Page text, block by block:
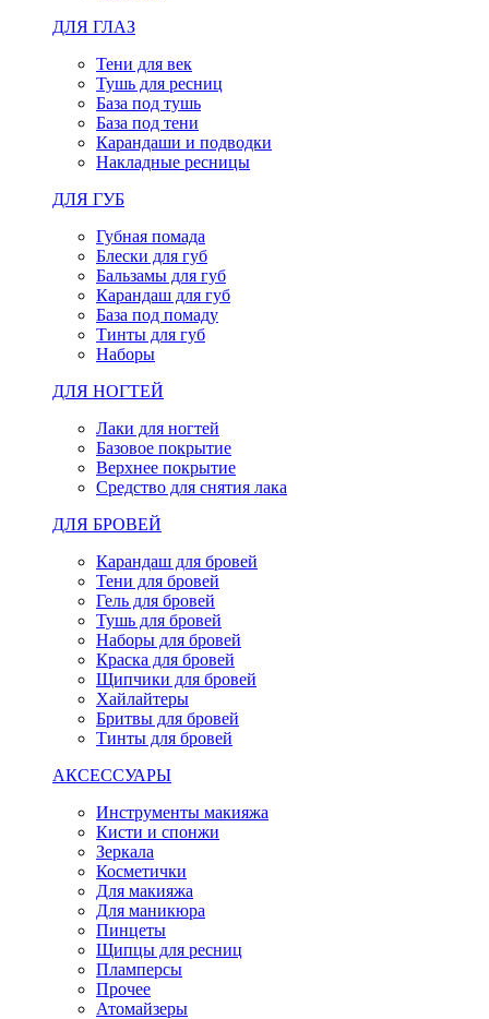
ДЛЯ ГЛАЗ
Тени для век
Тушь для ресниц
База под тушь
База под тени
Карандаши и подводки
Накладные ресницы
ДЛЯ ГУБ
Губная помада
Блески для губ
Бальзамы для губ
Карандаш для губ
База под помаду
Тинты для губ
Наборы
ДЛЯ НОГТЕЙ
Лаки для ногтей
Базовое покрытие
Верхнее покрытие
Средство для снятия лака
ДЛЯ БРОВЕЙ
Карандаш для бровей
Тени для бровей
Гель для бровей
Тушь для бровей
Наборы для бровей
Краска для бровей
Щипчики для бровей
Хайлайтеры
Бритвы для бровей
Тинты для бровей
АКСЕССУАРЫ
Инструменты макияжа
Кисти и спонжи
Зеркала
Косметички
Для макияжа
Для маникюра
Пинцеты
Щипцы для ресниц
Пламперсы
Прочее
Атомайзеры